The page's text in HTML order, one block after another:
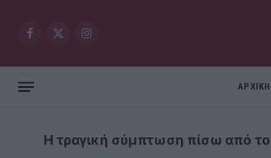
Facebook
X
Instagram
ΑΡΧΙΚΗ
Η τραγική σύμπτωση πίσω από